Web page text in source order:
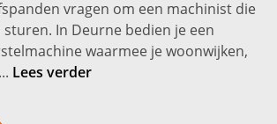
vragen om een machinist die
In Deurne bedien je een
waarmee je woonwijken,
Lees verder